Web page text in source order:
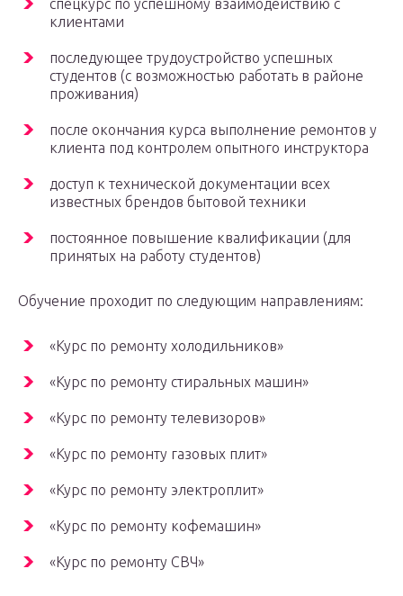
спецкурс по успешному взаимодействию с
клиентами
последующее трудоустройство успешных
студентов (с возможностью работать в районе
проживания)
после окончания курса выполнение ремонтов у
клиента под контролем опытного инструктора
доступ к технической документации всех
известных брендов бытовой техники
постоянное повышение квалификации (для
принятых на работу студентов)
Обучение проходит по следующим направлениям:
«Курс по ремонту холодильников»
«Курс по ремонту стиральных машин»
«Курс по ремонту телевизоров»
«Курс по ремонту газовых плит»
«Курс по ремонту электроплит»
«Курс по ремонту кофемашин»
«Курс по ремонту СВЧ»